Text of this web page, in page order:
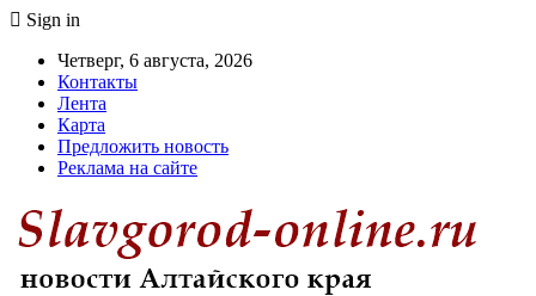
Sign in
Четверг, 6 августа, 2026
Контакты
Лента
Карта
Предложить новость
Реклама на сайте